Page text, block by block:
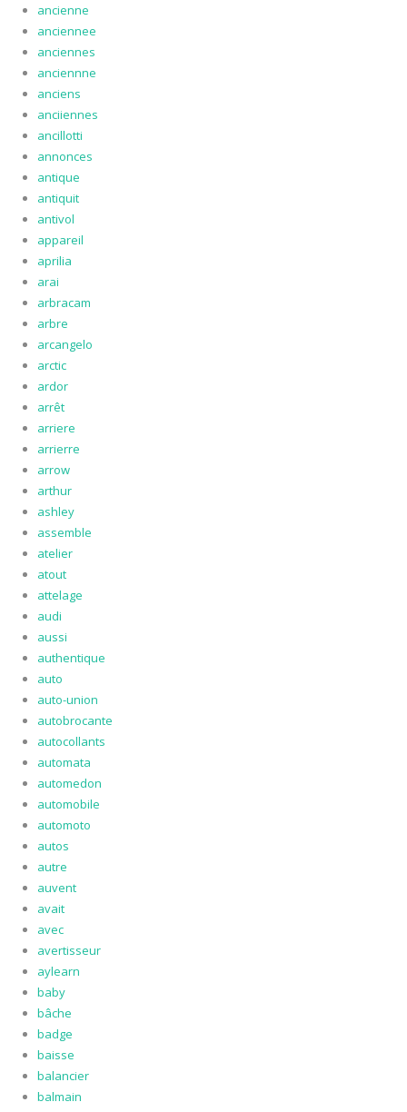
ancienne
anciennee
anciennes
anciennne
anciens
anciiennes
ancillotti
annonces
antique
antiquit
antivol
appareil
aprilia
arai
arbracam
arbre
arcangelo
arctic
ardor
arrêt
arriere
arrierre
arrow
arthur
ashley
assemble
atelier
atout
attelage
audi
aussi
authentique
auto
auto-union
autobrocante
autocollants
automata
automedon
automobile
automoto
autos
autre
auvent
avait
avec
avertisseur
aylearn
baby
bâche
badge
baisse
balancier
balmain